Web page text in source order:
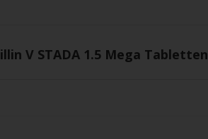
V STADA 1.5 Mega Tabletten